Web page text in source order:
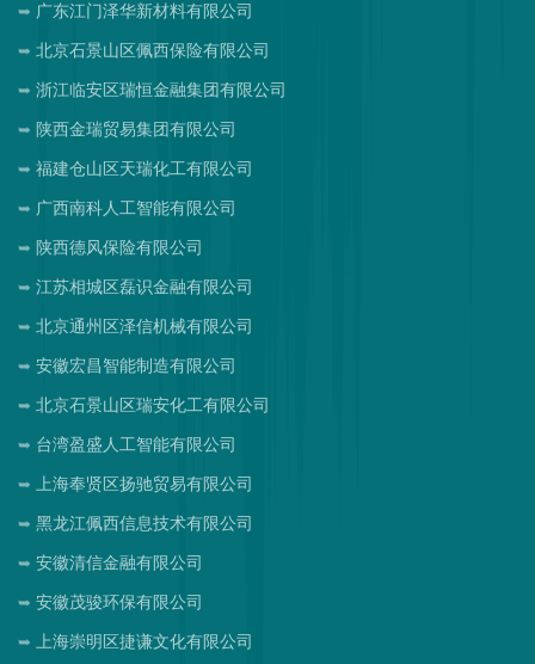
广东江门泽华新材料有限公司
北京石景山区佩西保险有限公司
浙江临安区瑞恒金融集团有限公司
陕西金瑞贸易集团有限公司
福建仓山区天瑞化工有限公司
广西南科人工智能有限公司
陕西德风保险有限公司
江苏相城区磊识金融有限公司
北京通州区泽信机械有限公司
安徽宏昌智能制造有限公司
北京石景山区瑞安化工有限公司
台湾盈盛人工智能有限公司
上海奉贤区扬驰贸易有限公司
黑龙江佩西信息技术有限公司
安徽清信金融有限公司
安徽茂骏环保有限公司
上海崇明区捷谦文化有限公司